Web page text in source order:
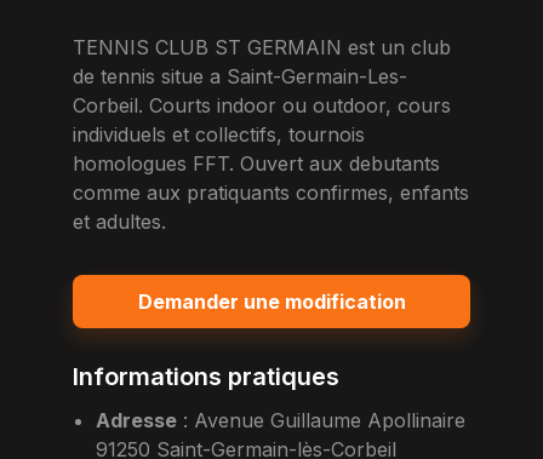
TENNIS CLUB ST GERMAIN est un club
de tennis situe a Saint-Germain-Les-
Corbeil. Courts indoor ou outdoor, cours
individuels et collectifs, tournois
homologues FFT. Ouvert aux debutants
comme aux pratiquants confirmes, enfants
et adultes.
Demander une modification
Informations pratiques
Adresse : Avenue Guillaume Apollinaire
91250 Saint-Germain-lès-Corbeil